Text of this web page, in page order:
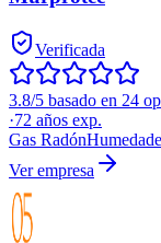
Verificada
3.8/5 basado en 24
·72 años exp.
Gas Radón
Ver empresa